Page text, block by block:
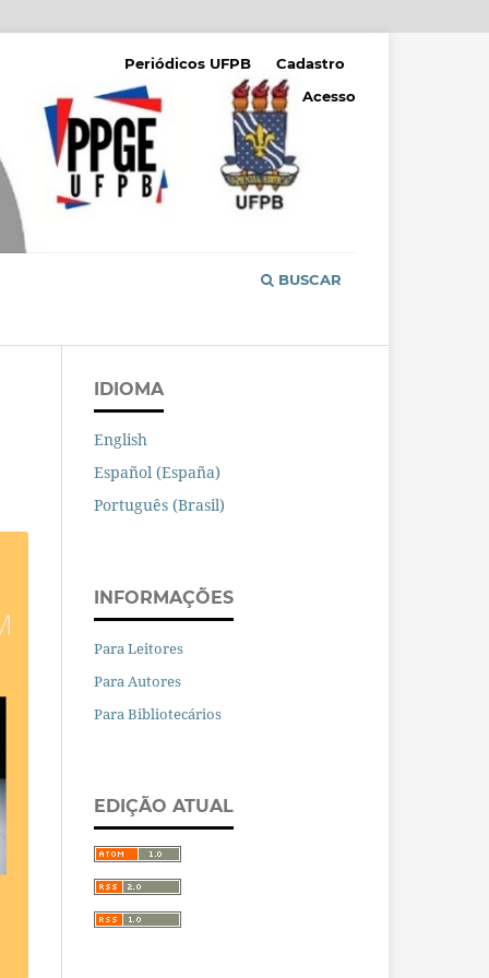
BUSCAR
Periódicos UFPB
Cadastro
Acesso
IDIOMA
English
Español (España)
Português (Brasil)
INFORMAÇÕES
Para Leitores
Para Autores
Para Bibliotecários
EDIÇÃO ATUAL